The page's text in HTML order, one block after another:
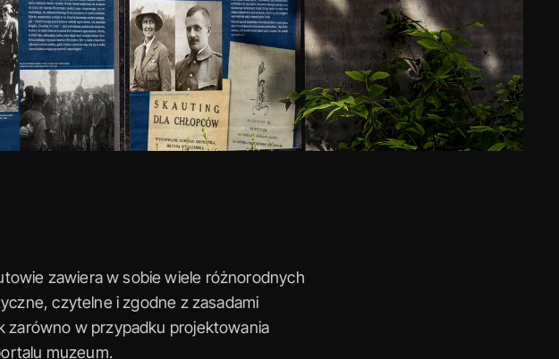
zawiera w sobie wiele różnorodnych
czytelne i zgodne z zasadami
zarówno w przypadku projektowania
muzeum.